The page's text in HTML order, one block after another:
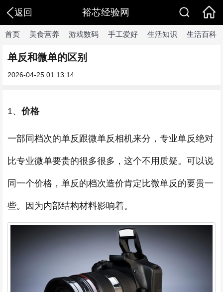
返回 裕芯经验网
首页 美食营养 游戏数码 手工爱好 生活知识 生活百科
单反和微单的区别
2026-04-25 01:13:14
1、 价格
一部同档次的单反跟微单反相机来分，专业单反绝对
比专业微单要贵的很多很多，这个不用质疑。可以说
同一个价格，单反的档次造价肯定比微单反的要贵一
些。因为内部结构材料影响着。